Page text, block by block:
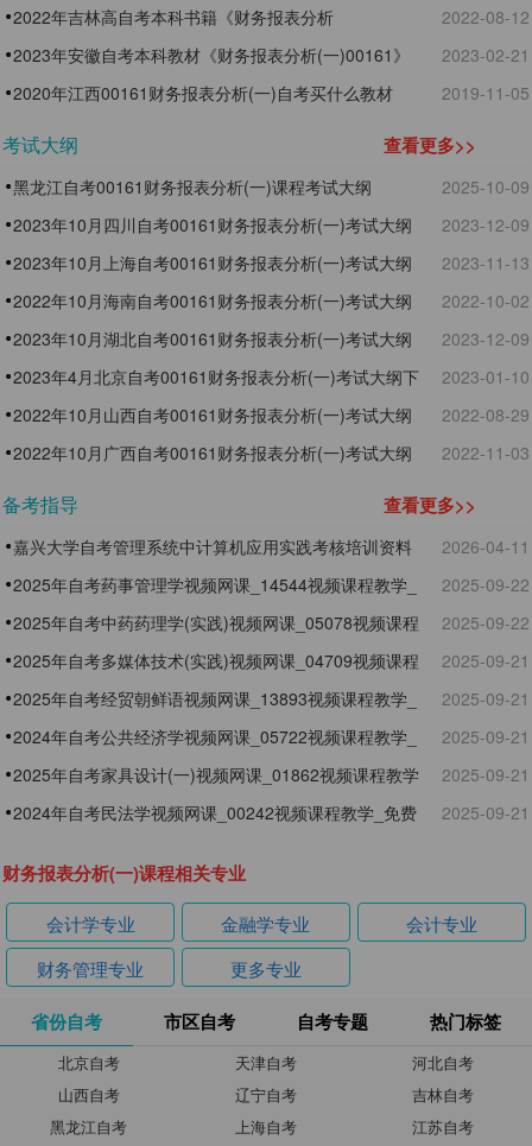
址
2022年吉林高自考本科书籍《财务报表分析
(一)00161》在哪买
2022-08-12
2023年安徽自考本科教材《财务报表分析(一)00161》
购买网站
2023-02-21
2020年江西00161财务报表分析(一)自考买什么教材
2019-11-05
考试大纲 查看更多>>
黑龙江自考00161财务报表分析(一)课程考试大纲
2025-10-09
2023年10月四川自考00161财务报表分析(一)考试大纲
下载（一）
2023-12-09
2023年10月上海自考00161财务报表分析(一)考试大纲
下载（一）
2023-11-13
2022年10月海南自考00161财务报表分析(一)考试大纲
下载（一）
2022-10-02
2023年10月湖北自考00161财务报表分析(一)考试大纲
下载（一）
2023-12-09
2023年4月北京自考00161财务报表分析(一)考试大纲下
载（一）
2023-01-10
2022年10月山西自考00161财务报表分析(一)考试大纲
下载（一）
2022-08-29
2022年10月广西自考00161财务报表分析(一)考试大纲
2022-11-03
备考指导 查看更多>>
嘉兴大学自考管理系统中计算机应用实践考核培训资料
2026-04-11
2025年自考药事管理学视频网课_14544视频课程教学_
免费试听
2025-09-22
2025年自考中药药理学(实践)视频网课_05078视频课程
教学_免费试听
2025-09-22
2025年自考多媒体技术(实践)视频网课_04709视频课程
教学_免费试听
2025-09-21
2025年自考经贸朝鲜语视频网课_13893视频课程教学_
免费试听
2025-09-21
2024年自考公共经济学视频网课_05722视频课程教学_
免费试听
2025-09-21
2025年自考家具设计(一)视频网课_01862视频课程教学
_免费试听
2025-09-21
2024年自考民法学视频网课_00242视频课程教学_免费
2025-09-21
财务报表分析(一)课程相关专业
会计学专业 金融学专业
会计专业
财务管理专业
更多专业
省份自考 市区自考 自考专题 热门标签
北京自考 天津自考
河北自考
山西自考
辽宁自考
吉林自考
黑龙江自考
上海自考 江苏自考